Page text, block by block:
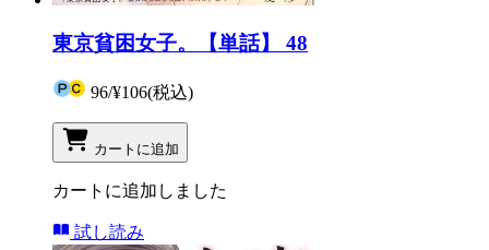
東京貧困女子。【単話】 48
96/¥106(税込)
カートに追加
カートに追加しました
試し読み